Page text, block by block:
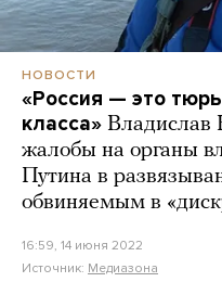
НОВОСТИ
«Россия — это
класса» Владислав
жалобы на органы
Путина в
обвиняемым в
16:59, 14 июня 2022
Источник: Медиазона